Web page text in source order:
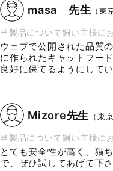
masa 先生 （
当製品について飼い主様に
ウェブで公開された品質
に作られたキャットフー
良好に保てるようにして
Mizore先生 （東
当製品について飼い主様に
とても安全性が高く、猫
で、ぜひ試してあげて下さ